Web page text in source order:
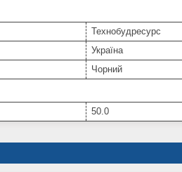
Технобудресурс
Україна
Чорний
50.0